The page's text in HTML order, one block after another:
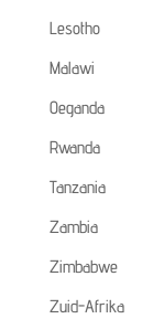
Lesotho
Malawi
Oeganda
Rwanda
Tanzania
Zambia
Zimbabwe
Zuid-Afrika